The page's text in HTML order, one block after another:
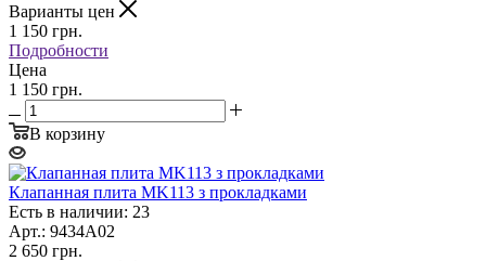
Варианты цен
1 150 грн.
Подробности
Цена
1 150 грн.
В корзину
Клапанная плита MK113 з прокладками
Есть в наличии: 23
Арт.: 9434A02
2 650 грн.